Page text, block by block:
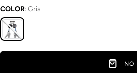
COLOR: Gris
NO